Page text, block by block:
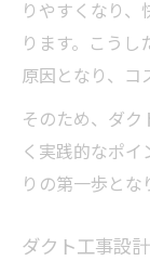
りやすくなり
ります。こう
原因となり、コ
そのため、ダ
く実践的なポ
りの第一歩とな
ダクト工事設